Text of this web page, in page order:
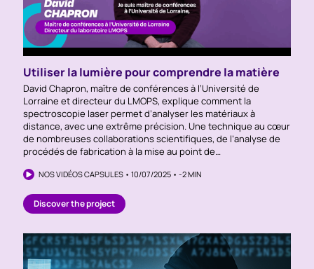
Utiliser la lumière pour comprendre la matière
David Chapron, maître de conférences à l’Université de
Lorraine et directeur du LMOPS, explique comment la
spectroscopie laser permet d’analyser les matériaux à
distance, avec une extrême précision. Une technique au cœur
de nombreuses collaborations scientifiques, de l’analyse de
procédés de fabrication à la mise au point de…
NOS VIDÉOS CAPSULES • 10/07/2025 • -2 MIN
Discover the project